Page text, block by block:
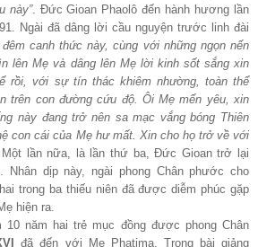
này”. Đức Gioan Phaolô đến hành hương lần
Ngài đã dâng lời cầu nguyện trước linh đài
đêm canh thức này, cùng với những ngọn nến
lên Mẹ và dâng lên Mẹ lời kinh sốt sắng xin
rồi, với sự tín thác khiêm nhường, toàn thể
trên con đường cứu độ. Ôi Mẹ mến yêu, xin
này đang trở nên sa mạc vắng bóng Thiên
con cái của Mẹ hư mất. Xin cho họ trở về với
lần nữa, là lần thứ ba, Đức Gioan trở lại
Nhân dịp này, ngài phong Chân phước cho
trong ba thiếu niên đã được diễm phúc gặp
hiện ra.
10 năm hai trẻ mục đồng được phong Chân
đã đến với Mẹ Phatima. Trong bài giảng